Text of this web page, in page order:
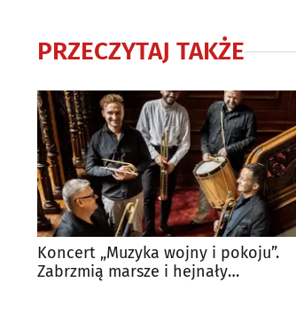
PRZECZYTAJ TAKŻE
Koncert „Muzyka wojny i pokoju”.
Zabrzmią marsze i hejnały